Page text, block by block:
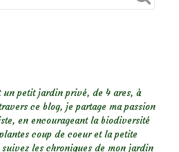
petit jardin privé, de 4 ares, à
ce blog, je partage ma passion
en encourageant la biodiversité
coup de coeur et la petite
les chroniques de mon jardin